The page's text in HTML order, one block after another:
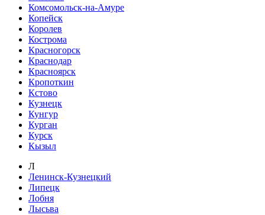
Комсомольск-на-Амуре
Копейск
Королев
Кострома
Красногорск
Краснодар
Красноярск
Кропоткин
Кстово
Кузнецк
Кунгур
Курган
Курск
Кызыл
Л
Ленинск-Кузнецкий
Липецк
Лобня
Лысьва